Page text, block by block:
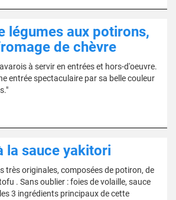
légumes aux potirons,
de chèvre
à servir en entrées et hors-d'oeuvre.
entrée spectaculaire par sa belle couleur
la sauce yakitori
très originales, composées de potiron, de
. Sans oublier : foies de volaille, sauce
3 ingrédients principaux de cette